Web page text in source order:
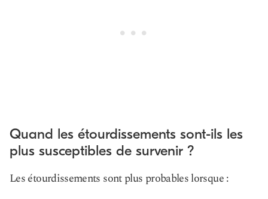
Quand les étourdissements sont-ils les
plus susceptibles de survenir ?
Les étourdissements sont plus probables lorsque :